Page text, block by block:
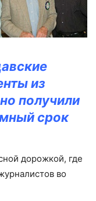
из
получили
срок
дорожкой, где
во